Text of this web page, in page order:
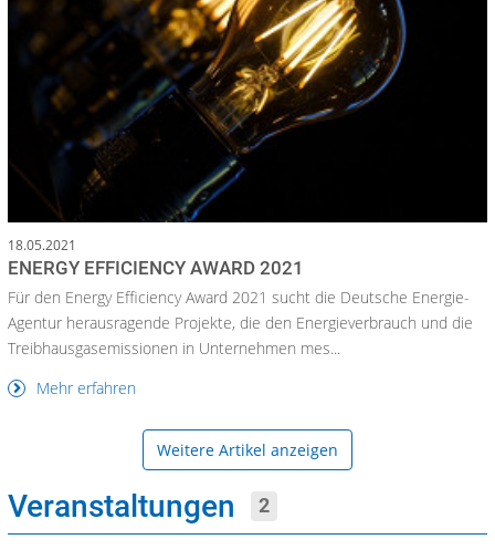
18.05.2021
ENERGY EFFICIENCY AWARD 2021
Für den Energy Efficiency Award 2021 sucht die Deutsche Energie-
Agentur herausragende Projekte, die den Energieverbrauch und die
Treibhausgasemissionen in Unternehmen mes...
Mehr erfahren
Weitere Artikel anzeigen
Veranstaltungen 2